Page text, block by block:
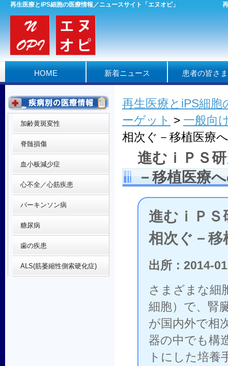
再生医療とiPS細胞の医療情報／ニュースサイト「エヌオピ」
HOME 新着ニュース 患者の皆さ
再生医療とiPS細
ーゲット > 一般向
相次ぐ－移植医療
進むｉＰＳ
－移植医療
進むｉＰＳ
相次ぐ－移
出所：2014-
さまざまな細
細胞）で、腎
が国内外で相
器の中でも構
トにした培養
加齢黄斑変性
脊髄損傷
血小板減少症
心不全／心筋疾患
パーキンソン病
糖尿病
歯の疾患
ALS(筋萎縮性側索硬化症)